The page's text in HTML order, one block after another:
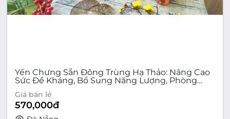
Yến Chưng Sẵn Đông Trùng Hạ Thảo: Nâng Cao
Sức Đề Kháng, Bổ Sung Năng Lượng, Phòng
Giá bán lẻ
570,000đ